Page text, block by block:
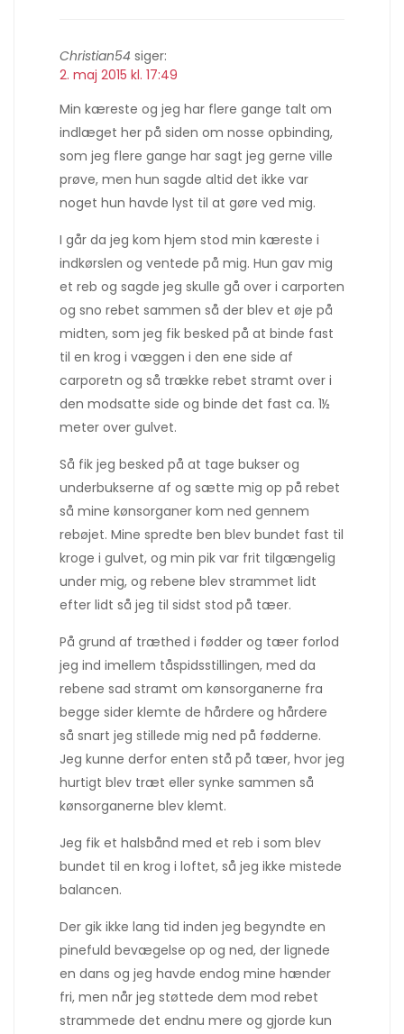
Christian54 siger:
2. maj 2015 kl. 17:49
Min kæreste og jeg har flere gange talt om
indlæget her på siden om nosse opbinding,
som jeg flere gange har sagt jeg gerne ville
prøve, men hun sagde altid det ikke var
noget hun havde lyst til at gøre ved mig.
I går da jeg kom hjem stod min kæreste i
indkørslen og ventede på mig. Hun gav mig
et reb og sagde jeg skulle gå over i carporten
og sno rebet sammen så der blev et øje på
midten, som jeg fik besked på at binde fast
til en krog i væggen i den ene side af
carporetn og så trække rebet stramt over i
den modsatte side og binde det fast ca. 1½
meter over gulvet.
Så fik jeg besked på at tage bukser og
underbukserne af og sætte mig op på rebet
så mine kønsorganer kom ned gennem
rebøjet. Mine spredte ben blev bundet fast til
kroge i gulvet, og min pik var frit tilgængelig
under mig, og rebene blev strammet lidt
efter lidt så jeg til sidst stod på tæer.
På grund af træthed i fødder og tæer forlod
jeg ind imellem tåspidsstillingen, med da
rebene sad stramt om kønsorganerne fra
begge sider klemte de hårdere og hårdere
så snart jeg stillede mig ned på fødderne.
Jeg kunne derfor enten stå på tæer, hvor jeg
hurtigt blev træt eller synke sammen så
kønsorganerne blev klemt.
Jeg fik et halsbånd med et reb i som blev
bundet til en krog i loftet, så jeg ikke mistede
balancen.
Der gik ikke lang tid inden jeg begyndte en
pinefuld bevægelse op og ned, der lignede
en dans og jeg havde endog mine hænder
fri, men når jeg støttede dem mod rebet
strammede det endnu mere og gjorde kun